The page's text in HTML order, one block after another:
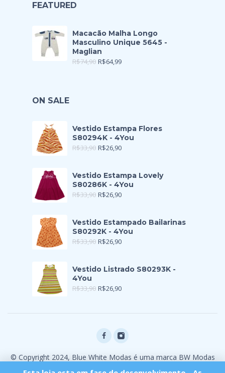
FEATURED
Macacão Malha Longo
Masculino Unique 5645 -
Maglian
R$74,90 R$64,99
ON SALE
Vestido Estampa Flores
S80294K - 4You
R$33,90 R$26,90
Vestido Estampa Lovely
S80286K - 4You
R$33,90 R$26,90
Vestido Estampado Bailarinas
S80292K - 4You
R$33,90 R$26,90
Vestido Listrado S80293K -
4You
R$33,90 R$26,90
© Copyright 2024, Blue White Modas é uma marca BW Modas